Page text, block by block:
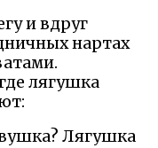
и вдруг
нартах
лягушка
Лягушка